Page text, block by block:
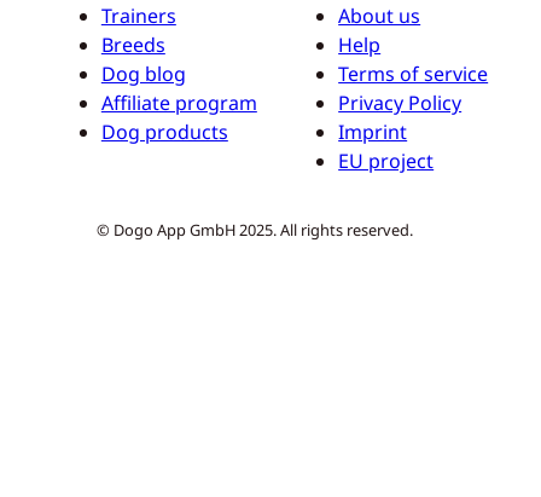
Trainers
Breeds
Dog blog
Affiliate program
Dog products
About us
Help
Terms of service
Privacy Policy
Imprint
EU project
© Dogo App GmbH 2025. All rights reserved.